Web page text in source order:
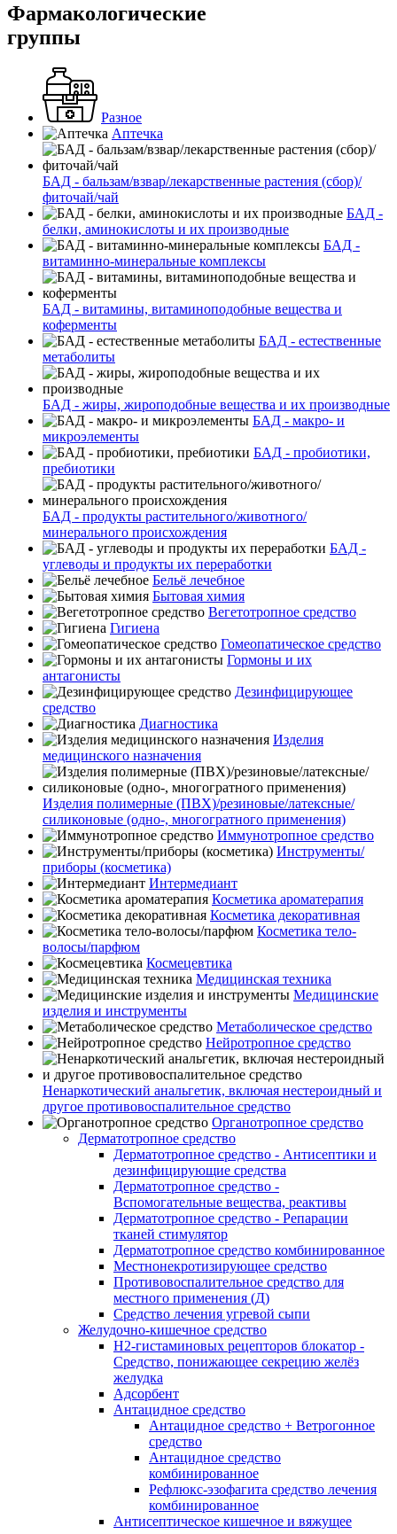
Фармакологические
группы
Разное
Аптечка
БАД - бальзам/взвар/лекарственные растения (сбор)/
фиточай/чай
БАД -
белки, аминокислоты и их производные
БАД -
витаминно-минеральные комплексы
БАД - витамины, витаминоподобные вещества и
коферменты
БАД - естественные
метаболиты
БАД - жиры, жироподобные вещества и их производные
БАД - макро- и
микроэлементы
БАД - пробиотики,
пребиотики
БАД - продукты растительного/животного/
минерального происхождения
БАД -
углеводы и продукты их переработки
Бельё лечебное
Бытовая химия
Вегетотропное средство
Гигиена
Гомеопатическое средство
Гормоны и их
антагонисты
Дезинфицирующее
средство
Диагностика
Изделия
медицинского назначения
Изделия полимерные (ПВХ)/резиновые/латексные/
силиконовые (одно-, многогратного применения)
Иммунотропное средство
Инструменты/
приборы (косметика)
Интермедиант
Косметика ароматерапия
Косметика декоративная
Косметика тело-
волосы/парфюм
Космецевтика
Медицинская техника
Медицинские
изделия и инструменты
Метаболическое средство
Нейротропное средство
Ненаркотический анальгетик, включая нестероидный и
другое противовоспалительное средство
Органотропное средство
Дерматотропное средство
Дерматотропное средство - Антисептики и
дезинфицирующие средства
Дерматотропное средство -
Вспомогательные вещества, реактивы
Дерматотропное средство - Репарации
тканей стимулятор
Дерматотропное средство комбинированное
Местнонекротизирующее средство
Противовоспалительное средство для
местного применения (Д)
Средство лечения угревой сыпи
Желудочно-кишечное средство
H2-гистаминовых рецепторов блокатор -
Средство, понижающее секрецию желёз
желудка
Адсорбент
Антацидное средство
Антацидное средство + Ветрогонное
средство
Антацидное средство
комбинированное
Рефлюкс-эзофагита средство лечения
комбинированное
Антисептическое кишечное и вяжущее